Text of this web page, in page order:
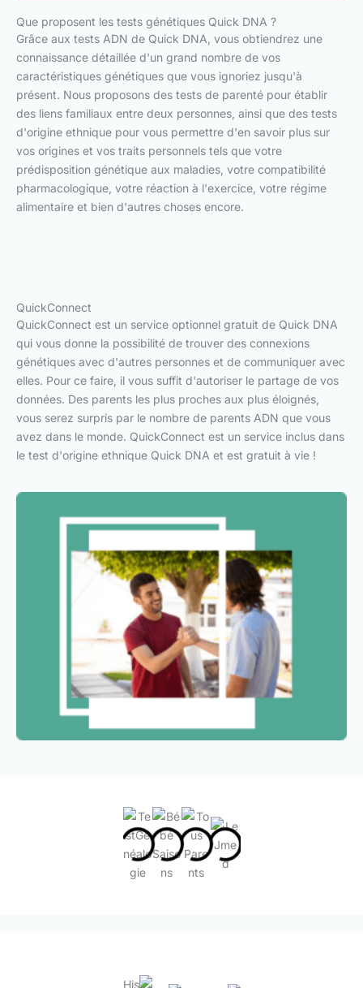
Que proposent les tests génétiques Quick DNA ?
Grâce aux tests ADN de Quick DNA, vous obtiendrez une
connaissance détaillée d'un grand nombre de vos
caractéristiques génétiques que vous ignoriez jusqu'à
présent. Nous proposons des tests de parenté pour établir
des liens familiaux entre deux personnes, ainsi que des tests
d'origine ethnique pour vous permettre d'en savoir plus sur
vos origines et vos traits personnels tels que votre
prédisposition génétique aux maladies, votre compatibilité
pharmacologique, votre réaction à l'exercice, votre régime
alimentaire et bien d'autres choses encore.
QuickConnect
QuickConnect est un service optionnel gratuit de Quick DNA
qui vous donne la possibilité de trouver des connexions
génétiques avec d'autres personnes et de communiquer avec
elles. Pour ce faire, il vous suffit d'autoriser le partage de vos
données. Des parents les plus proches aux plus éloignés,
vous serez surpris par le nombre de parents ADN que vous
avez dans le monde. QuickConnect est un service inclus dans
le test d'origine ethnique Quick DNA et est gratuit à vie !